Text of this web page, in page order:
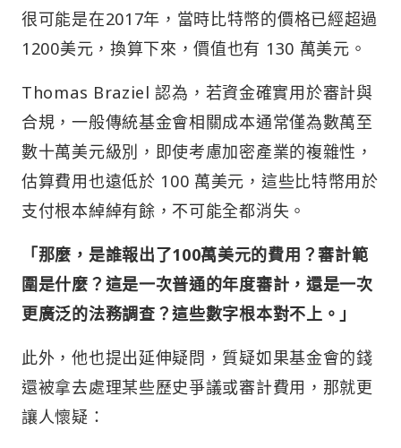
很可能是在2017年，當時比特幣的價格已經超過
1200美元，換算下來，價值也有 130 萬美元。
Thomas Braziel 認為，若資金確實用於審計與
合規，一般傳統基金會相關成本通常僅為數萬至
數十萬美元級別，即使考慮加密產業的複雜性，
估算費用也遠低於 100 萬美元，這些比特幣用於
支付根本綽綽有餘，不可能全都消失。
「那麼，是誰報出了100萬美元的費用？審計範
圍是什麼？這是一次普通的年度審計，還是一次
更廣泛的法務調查？這些數字根本對不上。」
此外，他也提出延伸疑問，質疑如果基金會的錢
還被拿去處理某些歷史爭議或審計費用，那就更
讓人懷疑：